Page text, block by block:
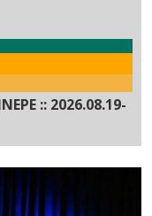
:: 2026.08.19-